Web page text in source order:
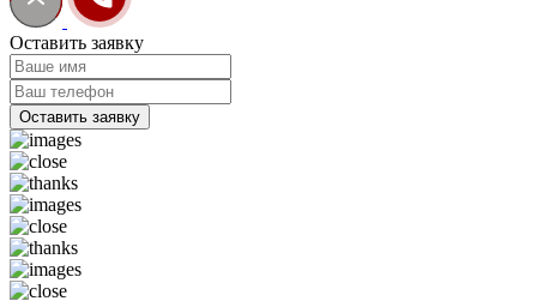
Оставить заявку
Оставить заявку